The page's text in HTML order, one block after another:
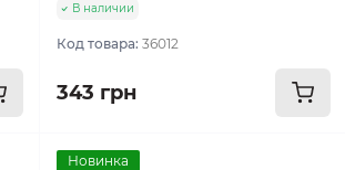
В наличии
Код товара:36012
343 грн
Новинка